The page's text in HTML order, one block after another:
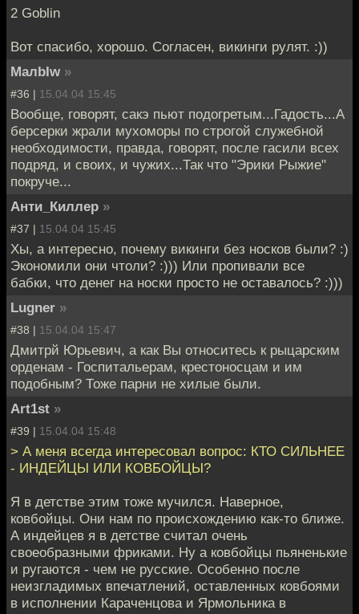
2 Goblin
Вот спасибо, хорошо. Согласен, викинги рулят. :))
MaлbIw »
#36 | 15.04.04 15:45
Вообще, говорят, сакэ пьют подогретым...Гадость...А
берсерки жрали мухоморы по строгой служебной
необходимости, правда, говорят, после гасили всех
подряд, и своих, и чужих...Так что "Эрики Рыжие"
покруче...
Анти_Киллер »
#37 | 15.04.04 15:45
Хы, а интересно, почему викинги без носков были? :)
Экономили они чтоли? :))) Или пропивали все
бабки, что денег на носки просто не оставалось? :)))
Lugner »
#38 | 15.04.04 15:47
Дмитрй Юрьевич, а как Вы относитесь к рыцарским
орденам - Госпитальерам, крестоносцам и им
подобным? Тоже парни не хилые были.
Art1st »
#39 | 15.04.04 15:48
> А меня всегда интересовал вопрос: КТО СИЛЬНЕЕ
- ИНДЕЙЦЫ ИЛИ КОВБОЙЦЫ?
Я в детстве этим тоже мучился. Наверное,
ковбойцы. Они нам по происхождению как-то ближе.
А индейцев я в детстве считал очень
своеобразными фриками. Ну а ковбойцы пьяненькие
и ругаются - чем не русские. Особенно после
неизгладимых впечатлений, оставленных ковбоями
в исполнении Караченцова и Ярмольника в